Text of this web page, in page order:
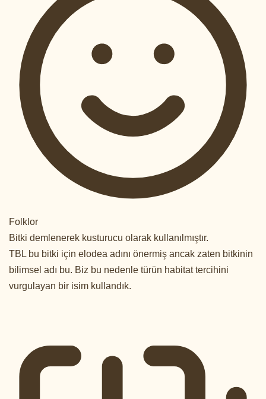
Folklor
Bitki demlenerek kusturucu olarak kullanılmıştır.
TBL bu bitki için elodea adını önermiş ancak zaten bitkinin
bilimsel adı bu. Biz bu nedenle türün habitat tercihini
vurgulayan bir isim kullandık.